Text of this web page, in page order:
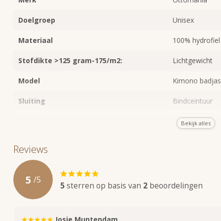
Doelgroep Unisex
Materiaal 100%
Stofdikte >125 gram-175/m2: Lichtgewicht
Model Kimono
Sluiting Bindceintuur
Slanke,
hebben een
Pastip
zittend om te
Geschikt voor Thuis, sauna &
Bekijk alles
Reviews
5 /5
5sterren op basis van 2 beoordelingen